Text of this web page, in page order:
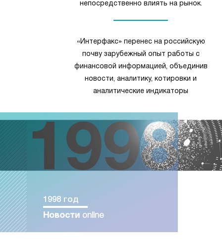
непосредственно влиять на рынок.
«Интерфакс» перенес на российскую
почву зарубежный опыт работы с
финансовой информацией, объединив
новости, аналитику, котировки и
аналитические индикаторы
1998 год
Новости online